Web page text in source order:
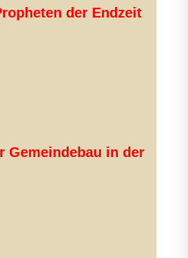
der Endzeit
Gemeindebau in der